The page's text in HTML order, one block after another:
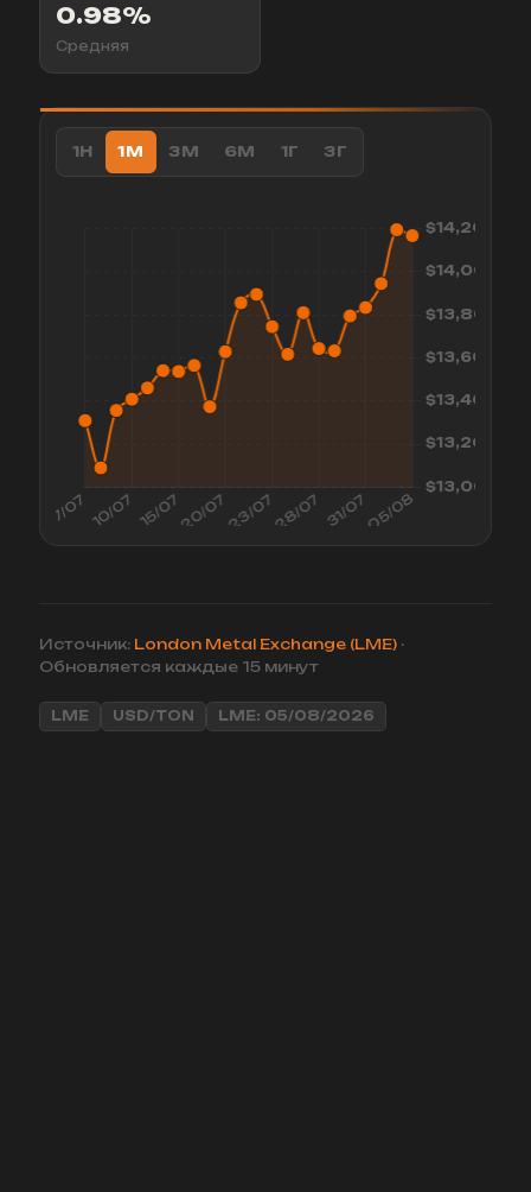
0.98%
Средняя
1Н 1М 3М 6М 1Г 3Г
Источник: London Metal Exchange (LME)·
Обновляется каждые 15 минут
LME USD/TON LME: 05/08/2026